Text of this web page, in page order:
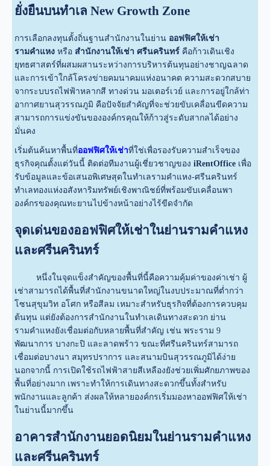
ยั่งยืนบนทำเล New Growth Zone
การเลือกลงทุนตั้งถิ่นฐานสำนักงานในย่าน ออฟฟิศให้เช่า
รามคำแหง หรือ สำนักงานให้เช่า ศรีนครินทร์ คือก้าวเดินเชิง
ยุทธศาสตร์ที่ผสมผสานระหว่างการบริหารต้นทุนอย่างชาญฉลาด
และการเข้าใกล้โครงข่ายคมนาคมแห่งอนาคต ความสะดวกสบาย
จากระบบรถไฟฟ้าหลากสี ทางด่วน มอเตอร์เวย์ และการอยู่ใกล้ท่า
อากาศยานสุวรรณภูมิ คือปัจจัยสำคัญที่จะช่วยขับเคลื่อนขีดความ
สามารถการแข่งขันขององค์กรคุณให้ก้าวสู่ระดับสากลได้อย่าง
มั่นคง
เริ่มต้นค้นหาพื้นที่ออฟฟิศให้เช่าที่ใช่เพื่อรองรับความสำเร็จของ
ธุรกิจคุณตั้งแต่วันนี้ ติดต่อทีมงานผู้เชี่ยวชาญของiRentOffice เพื่อ
รับข้อมูลและข้อเสนอพิเศษสุดในทำเลรามคำแหง-ศรีนครินทร์
ทำเลทองแห่งอสังหาริมทรัพย์เชิงพาณิชย์ที่พร้อมขับเคลื่อนพา
องค์กรของคุณทะยานไปข้างหน้าอย่างไร้ขีดจำกัด
จุดเด่นของออฟฟิศให้เช่าในย่านรามคำแหง
และศรีนครินทร์
หนึ่งในจุดแข็งสำคัญของพื้นที่นี้คือความคุ้มค่าของค่าเช่า ผู้
เช่าสามารถได้พื้นที่สำนักงานขนาดใหญ่ในงบประมาณที่ต่ำกว่า
โซนสุขุมวิท อโศก หรือสีลม เหมาะสำหรับธุรกิจที่ต้องการควบคุม
ต้นทุน แต่ยังต้องการสำนักงานในทำเลเดินทางสะดวก ย่าน
รามคำแหงยังเชื่อมต่อกับหลายพื้นที่สำคัญ เช่น พระราม 9
พัฒนาการ บางกะปิ และลาดพร้าว ขณะที่ศรีนครินทร์สามารถ
เชื่อมต่อบางนา สมุทรปราการ และสนามบินสุวรรณภูมิได้ง่าย
นอกจากนี้ การเปิดใช้รถไฟฟ้าสายสีเหลืองยังช่วยเพิ่มศักยภาพของ
พื้นที่อย่างมาก เพราะทำให้การเดินทางสะดวกขึ้นทั้งสำหรับ
พนักงานและลูกค้า ส่งผลให้หลายองค์กรเริ่มมองหาออฟฟิศให้เช่า
ในย่านนี้มากขึ้น
อาคารสำนักงานยอดนิยมในย่านรามคำแหง
และศรีนครินทร์